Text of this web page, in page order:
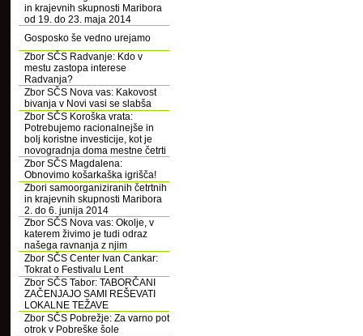
in krajevnih skupnosti Maribora
od 19. do 23. maja 2014
Gosposko še vedno urejamo
Zbor SČS Radvanje: Kdo v
mestu zastopa interese
Radvanja?
Zbor SČS Nova vas: Kakovost
bivanja v Novi vasi se slabša
Zbor SČS Koroška vrata:
Potrebujemo racionalnejše in
bolj koristne investicije, kot je
novogradnja doma mestne četrti
Zbor SČS Magdalena:
Obnovimo košarkaška igrišča!
Zbori samoorganiziranih četrtnih
in krajevnih skupnosti Maribora
2. do 6. junija 2014
Zbor SČS Nova vas: Okolje, v
katerem živimo je tudi odraz
našega ravnanja z njim
Zbor SČS Center Ivan Cankar:
Tokrat o Festivalu Lent
Zbor SČS Tabor: TABORČANI
ZAČENJAJO SAMI REŠEVATI
LOKALNE TEŽAVE
Zbor SČS Pobrežje: Za varno pot
otrok v Pobreške šole